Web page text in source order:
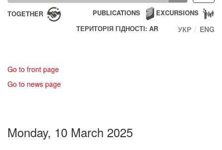
form
Search
TOGETHER EXCURSIONS
PUBLICATIONS
ТЕРИТОРІЯ ГІДНОСТІ: AR
УКР ENG
Go to front page
Go to news page
Monday, 10 March 2025